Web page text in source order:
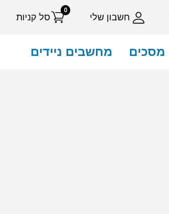
חשבון שלי סל קניות
0
מסכים מחשבים ניידים